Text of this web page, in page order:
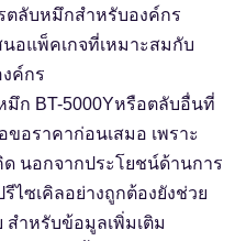
ตลับหมึกสำหรับองค์กร
อแพ็คเกจที่เหมาะสมกับ
ค์กร
มึก BT-5000Yหรือตลับอื่นที่
ขอราคาก่อนเสมอ เพราะ
นอกจากประโยชน์ด้านการ
ไซเคิลอย่างถูกต้องยังช่วย
ำหรับข้อมูลเพิ่มเติม